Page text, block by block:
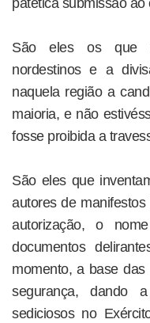
patética submissão ao
São eles os que
nordestinos e a
naquela região a
maioria, e não
fosse proibida a
São eles que
autores de
autorização, o
documentos
momento, a base
segurança, dando
sediciosos no